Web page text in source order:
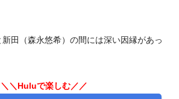
田（森永悠希）の間には深い因縁があっ
＼＼Huluで楽しむ／／